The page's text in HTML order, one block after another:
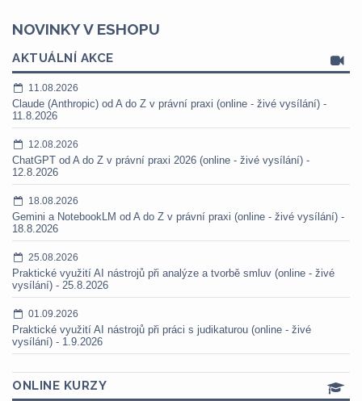
NOVINKY V ESHOPU
AKTUÁLNÍ AKCE
11.08.2026
Claude (Anthropic) od A do Z v právní praxi (online - živé vysílání) -
11.8.2026
12.08.2026
ChatGPT od A do Z v právní praxi 2026 (online - živé vysílání) -
12.8.2026
18.08.2026
Gemini a NotebookLM od A do Z v právní praxi (online - živé vysílání) -
18.8.2026
25.08.2026
Praktické využití AI nástrojů při analýze a tvorbě smluv (online - živé
vysílání) - 25.8.2026
01.09.2026
Praktické využití AI nástrojů při práci s judikaturou (online - živé
vysílání) - 1.9.2026
ONLINE KURZY